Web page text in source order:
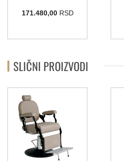
171.480,00RSD
SLIČNI PROIZVODI